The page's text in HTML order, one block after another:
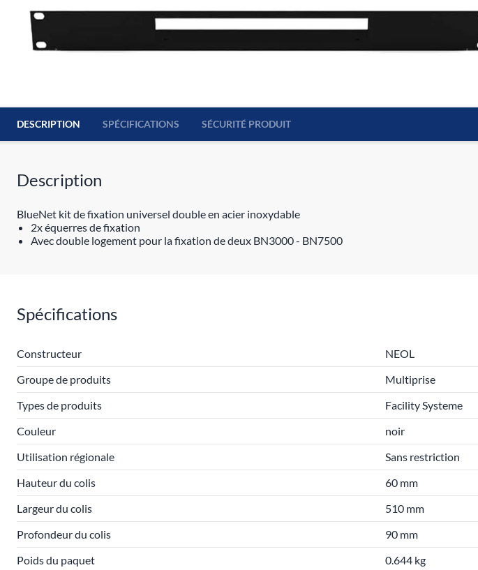
DESCRIPTION SPÉCIFICATIONS SÉCURITÉ PRODUIT
Description
BlueNet kit de fixation universel double en acier inoxydable
2x équerres de fixation
Avec double logement pour la fixation de deux BN3000 - BN7500
Spécifications
Constructeur
NEOL
Groupe de produits
Multiprise
Types de produits
Facility Systeme
Couleur
noir
Utilisation régionale
Sans restriction
Hauteur du colis
60 mm
Largeur du colis
510 mm
Profondeur du colis
90 mm
Poids du paquet
0.644 kg